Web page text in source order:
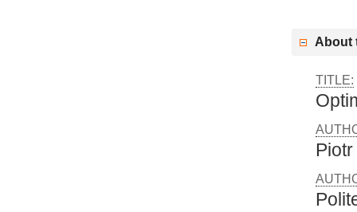
About
TITLE: